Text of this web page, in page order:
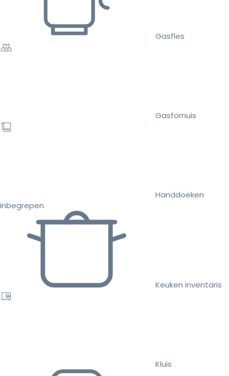
Gasfles
Gasfornuis
Handdoeken
inbegrepen
Keuken inventaris
Kluis